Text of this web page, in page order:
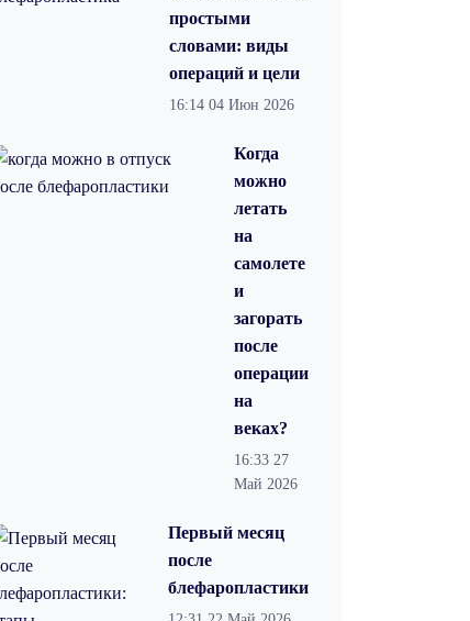
простыми
словами: виды
операций и цели
16:14 04 Июн 2026
Когда
можно
летать
на
самолете
и
загорать
после
операции
на
веках?
16:33 27
Май 2026
Первый месяц
после
блефаропластики